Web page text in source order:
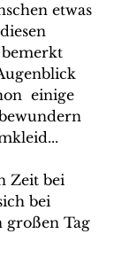
etwas
einige
Zeit bei
bei
großen Tag